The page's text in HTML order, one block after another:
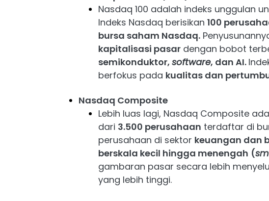
Nasdaq 100 adalah indeks unggulan
Indeks Nasdaq berisikan 100
bursa saham Nasdaq.
kapitalisasi pasar dengan bobot
semikonduktor, software, dan AI.
berfokus pada kualitas dan
Nasdaq Composite
Lebih luas lagi, Nasdaq Composite
dari 3.500 perusahaan terdaftar di
perusahaan di sektor keuangan dan
berskala kecil hingga menengah (
gambaran pasar secara lebih
yang lebih tinggi.